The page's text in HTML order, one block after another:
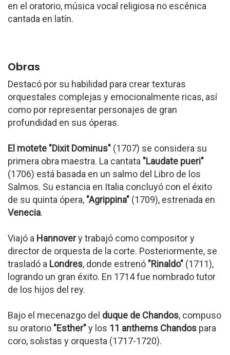
en el oratorio, música vocal religiosa no escénica
cantada en latín.
Obras
Destacó por su habilidad para crear texturas
orquestales complejas y emocionalmente ricas, así
como por representar personajes de gran
profundidad en sus óperas.
El motete "Dixit Dominus" (1707) se considera su
primera obra maestra. La cantata "Laudate pueri"
(1706) está basada en un salmo del Libro de los
Salmos. Su estancia en Italia concluyó con el éxito
de su quinta ópera, "Agrippina" (1709), estrenada en
Venecia.
Viajó a Hannovery trabajó como compositor y
director de orquesta de la corte. Posteriormente, se
trasladó a Londres, donde estrenó "Rinaldo" (1711),
logrando un gran éxito. En 1714 fue nombrado tutor
de los hijos del rey.
Bajo el mecenazgo del duque de Chandos, compuso
su oratorio "Esther"y los 11 anthems Chandos para
coro, solistas y orquesta (1717-1720).